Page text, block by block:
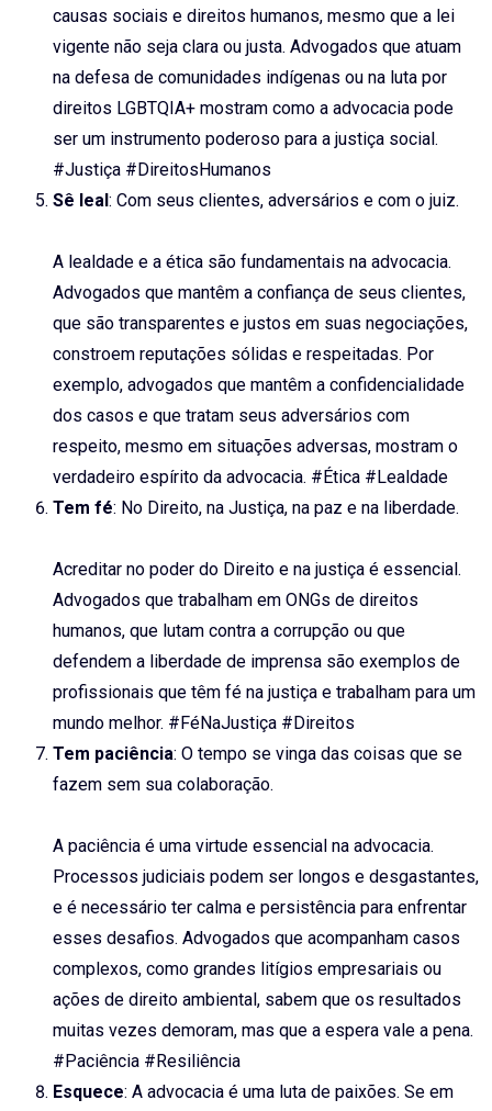
causas sociais e direitos humanos, mesmo que a lei
vigente não seja clara ou justa. Advogados que atuam
na defesa de comunidades indígenas ou na luta por
direitos LGBTQIA+ mostram como a advocacia pode
ser um instrumento poderoso para a justiça social.
#Justiça #DireitosHumanos
Sê leal : Com seus clientes, adversários e com o juiz.
A lealdade e a ética são fundamentais na advocacia.
Advogados que mantêm a confiança de seus clientes,
que são transparentes e justos em suas negociações,
constroem reputações sólidas e respeitadas. Por
exemplo, advogados que mantêm a confidencialidade
dos casos e que tratam seus adversários com
respeito, mesmo em situações adversas, mostram o
verdadeiro espírito da advocacia. #Ética #Lealdade
Tem fé: No Direito, na Justiça, na paz e na liberdade.
Acreditar no poder do Direito e na justiça é essencial.
Advogados que trabalham em ONGs de direitos
humanos, que lutam contra a corrupção ou que
defendem a liberdade de imprensa são exemplos de
profissionais que têm fé na justiça e trabalham para um
mundo melhor. #FéNaJustiça #Direitos
Tem paciência: O tempo se vinga das coisas que se
fazem sem sua colaboração.
A paciência é uma virtude essencial na advocacia.
Processos judiciais podem ser longos e desgastantes,
e é necessário ter calma e persistência para enfrentar
esses desafios. Advogados que acompanham casos
complexos, como grandes litígios empresariais ou
ações de direito ambiental, sabem que os resultados
muitas vezes demoram, mas que a espera vale a pena.
#Paciência #Resiliência
Esquece: A advocacia é uma luta de paixões. Se em